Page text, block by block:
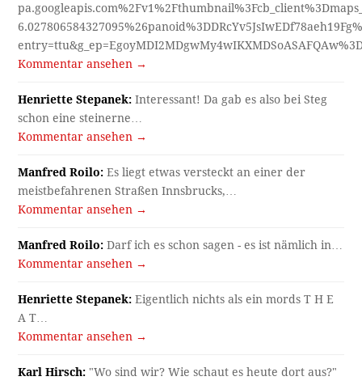
Kommentar ansehen →
Henriette Stepanek: Interessant! Da gab es also bei Steg
schon eine steinerne…
Kommentar ansehen →
Manfred Roilo: Es liegt etwas versteckt an einer der
meistbefahrenen Straßen Innsbrucks,…
Kommentar ansehen →
Manfred Roilo: Darf ich es schon sagen - es ist nämlich in…
Kommentar ansehen →
Henriette Stepanek: Eigentlich nichts als ein mords T H E
A T…
Kommentar ansehen →
Karl Hirsch: "Wo sind wir? Wie schaut es heute dort aus?"